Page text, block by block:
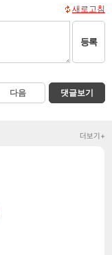
새로고침
등록
다음 댓글보기
더보기+